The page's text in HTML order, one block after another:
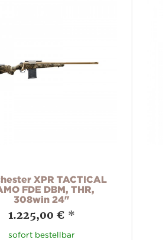
XPR TACTICAL
FDE DBM, THR,
308win 24"
1.225,00 € *
sofort bestellbar